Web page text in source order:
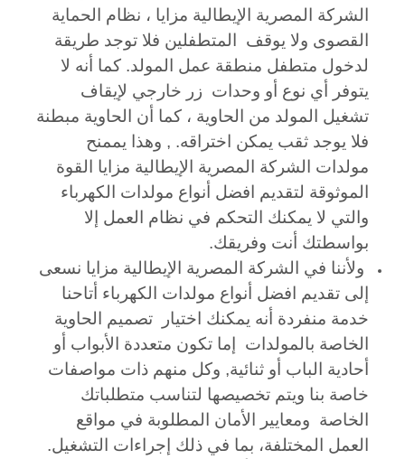
الشركة المصرية الإيطالية مزايا ، نظام الحماية
القصوى ولا يوقف المتطفلين فلا توجد طريقة
لدخول متطفل منطقة عمل المولد. كما أنه لا
يتوفر أي نوع أو وحدات زر خارجي لإيقاف
تشغيل المولد من الحاوية ، كما أن الحاوية مبطنة
فلا يوجد ثقب يمكن اختراقه. , وهذا يممنح
مولدات الشركة المصرية الإيطالية مزايا القوة
الموثوقة لتقديم افضل أنواع مولدات الكهرباء
والتي لا يمكنك التحكم في نظام العمل إلا
بواسطتك أنت وفريقك.
ولأننا في الشركة المصرية الإيطالية مزايا نسعى
إلى تقديم افضل أنواع مولدات الكهرباء أتاحنا
خدمة منفردة أنه يمكنك اختيار تصميم الحاوية
الخاصة بالمولدات إما تكون متعددة الأبواب أو
أحادية الباب أو ثنائية, وكل منهم ذات مواصفات
خاصة بنا ويتم تخصيصها لتناسب متطلباتك
الخاصة ومعايير الأمان المطلوبة في مواقع
العمل المختلفة، بما في ذلك إجراءات التشغيل.